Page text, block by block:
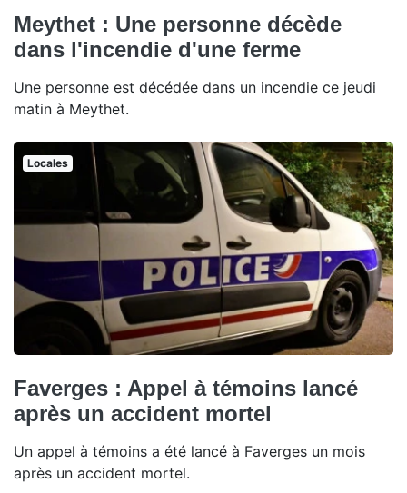
Meythet : Une personne décède
dans l'incendie d'une ferme
Une personne est décédée dans un incendie ce jeudi
matin à Meythet.
Locales
Faverges : Appel à témoins lancé
après un accident mortel
Un appel à témoins a été lancé à Faverges un mois
après un accident mortel.